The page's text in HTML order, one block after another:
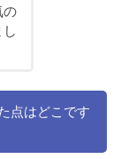
の
点はどこです